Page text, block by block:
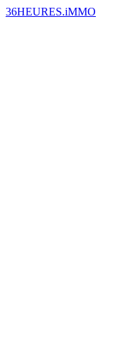
36HEURES.iMMO